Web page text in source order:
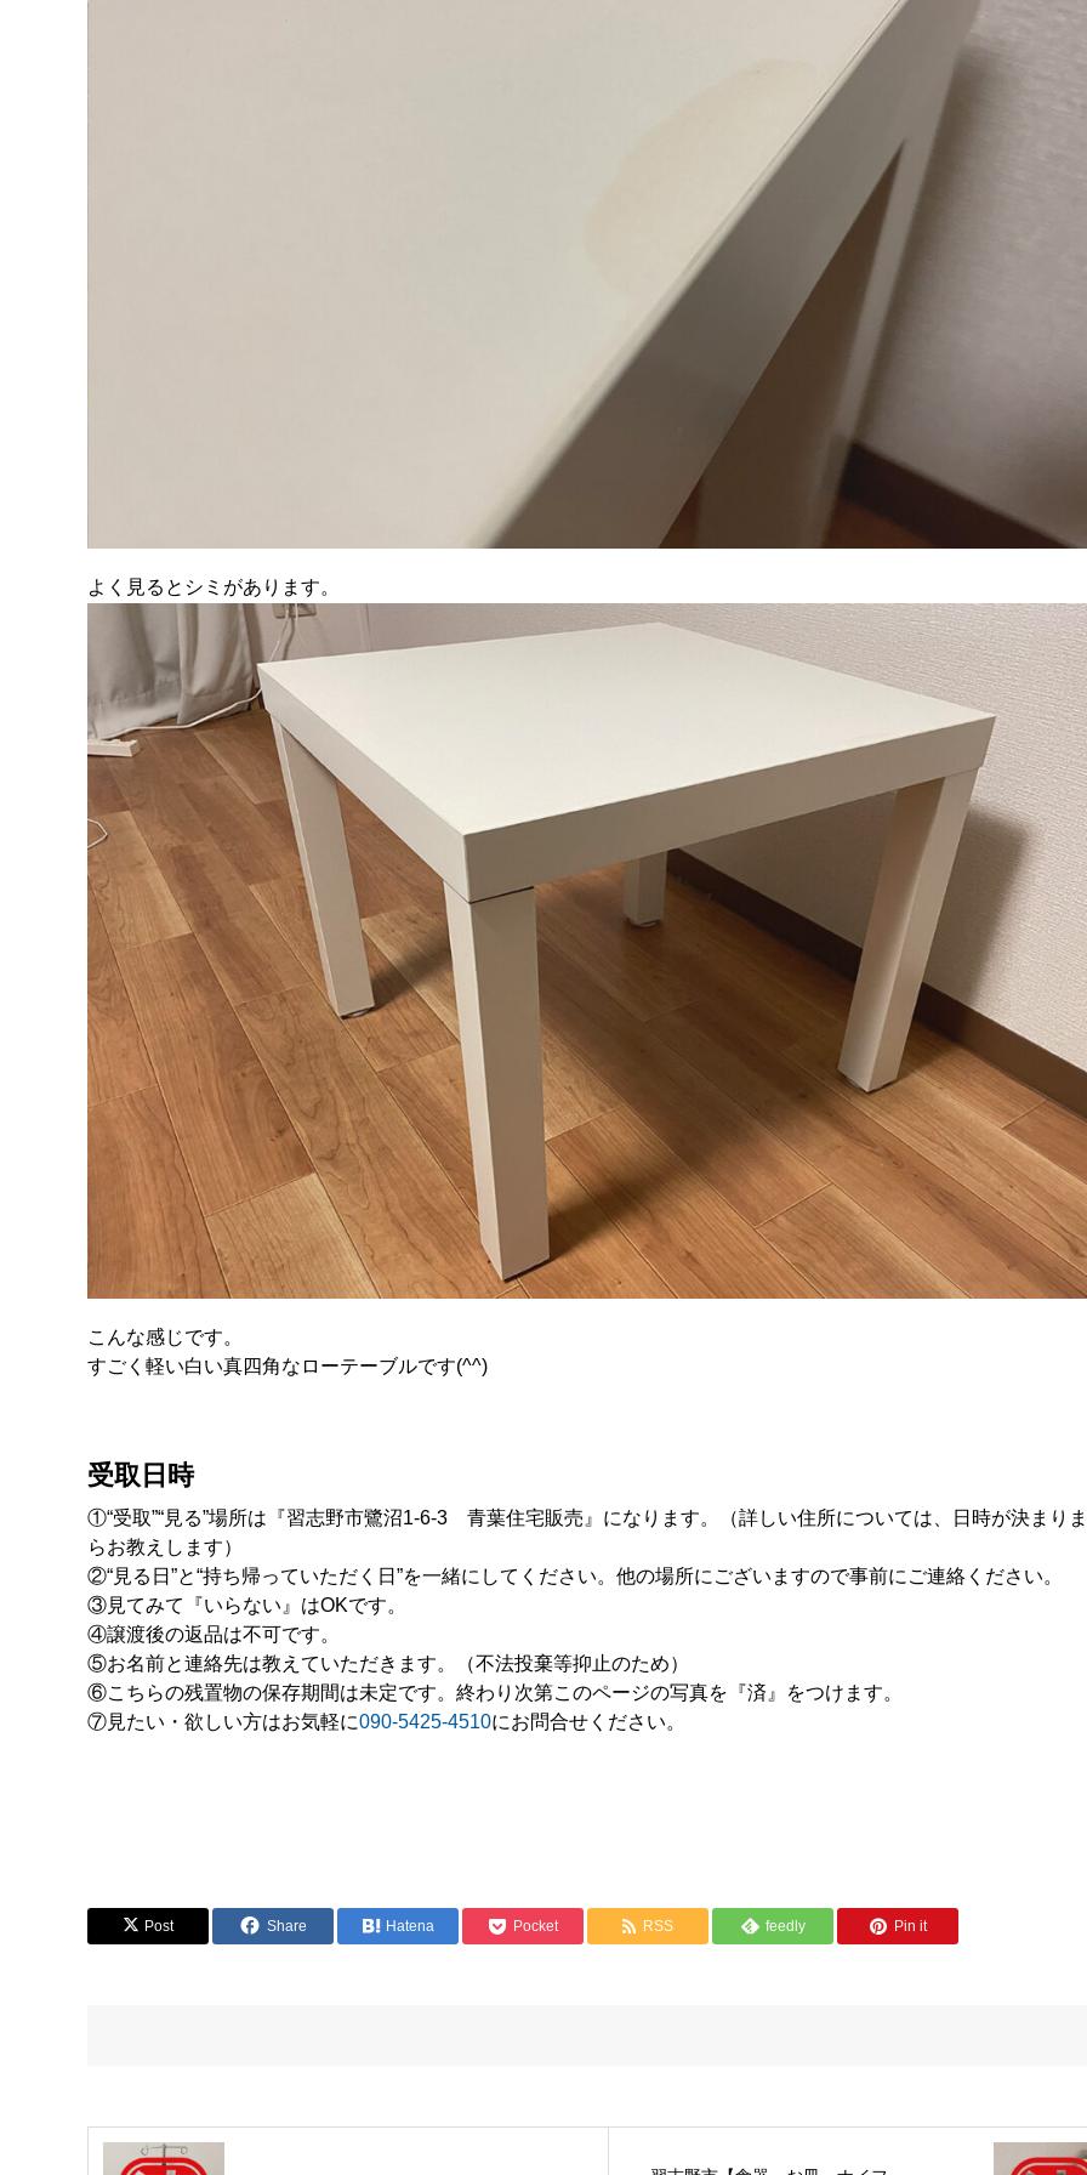
よく見るとシミがあります。
こんな感じです。
すごく軽い白い真四角なローテーブルです(^^)
受取日時
①“受取”“見る”場所は『習志野市鷺沼1-6-3 青葉住宅販売』になります。（詳しい住所については、日時が決まり
らお教えします）
②“見る日”と“持ち帰っていただく日”を一緒にしてください。他の場所にございますので事前にご連絡ください。
③見てみて『いらない』はOKです。
④譲渡後の返品は不可です。
⑤お名前と連絡先は教えていただきます。（不法投棄等抑止のため）
⑥こちらの残置物の保存期間は未定です。終わり次第このページの写真を『済』をつけます。
⑦見たい・欲しい方はお気軽に090-5425-4510にお問合せください。
Post Share Hatena Pocket RSS feedly Pin it